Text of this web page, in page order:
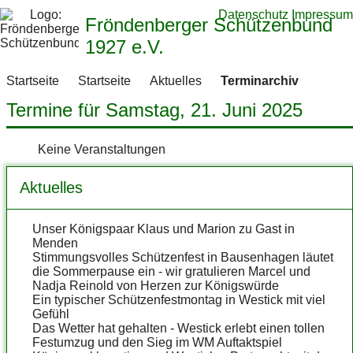
Fröndenberger Schützenbund
1927 e.V.
Datenschutz Impressum
Startseite Startseite Aktuelles Terminarchiv
Termine für Samstag, 21. Juni 2025
Keine Veranstaltungen
Aktuelles
Unser Königspaar Klaus und Marion zu Gast in
Menden
Stimmungsvolles Schützenfest in Bausenhagen läutet
die Sommerpause ein - wir gratulieren Marcel und
Nadja Reinold von Herzen zur Königswürde
Ein typischer Schützenfestmontag in Westick mit viel
Gefühl
Das Wetter hat gehalten - Westick erlebt einen tollen
Festumzug und den Sieg im WM Auftaktspiel